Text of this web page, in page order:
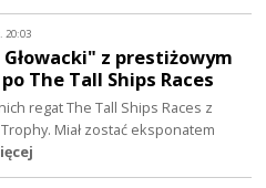
20:03
z prestiżowym
The Tall Ships Races
regat The Tall Ships Races z
Miał zostać eksponatem